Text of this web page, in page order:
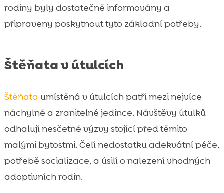
rodiny byly dostatečně informovány a
připraveny poskytnout tyto základní potřeby.
Štěňata v útulcích
Štěňata umístěná v útulcích patří mezi nejvíce
náchylné a zranitelné jedince. Návštěvy útulků
odhalují nesčetné výzvy stojící před těmito
malými bytostmi. Čelí nedostatku adekvátní péče,
potřebě socializace, a úsilí o nalezení vhodných
adoptivních rodin.